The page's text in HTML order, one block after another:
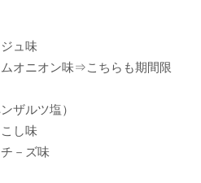
ュ味
オニオン味⇒こちらも期間限
ザルツ塩）
し味
－ズ味